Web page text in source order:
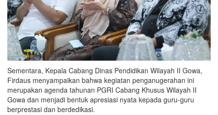
Sementara, Kepala Cabang Dinas Pendidikan Wilayah II Gowa,
Firdaus menyampaikan bahwa kegiatan penganugerahan ini
merupakan agenda tahunan PGRI Cabang Khusus Wilayah II
Gowa dan menjadi bentuk apresiasi nyata kepada guru-guru
berprestasi dan berdedikasi.